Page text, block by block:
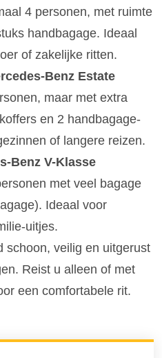
4 personen, met ruimte
handbagage. Ideaal
of zakelijke ritten.
Benz Estate
maar met extra
en 2 handbagage-
of langere reizen.
Benz V-Klasse
met veel bagage
Ideaal voor
uitjes.
schoon, veilig en uitgerust
Reist u alleen of met
een comfortabele rit.